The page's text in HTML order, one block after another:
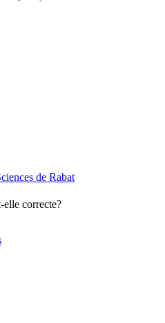
de Rabat
elle correcte?